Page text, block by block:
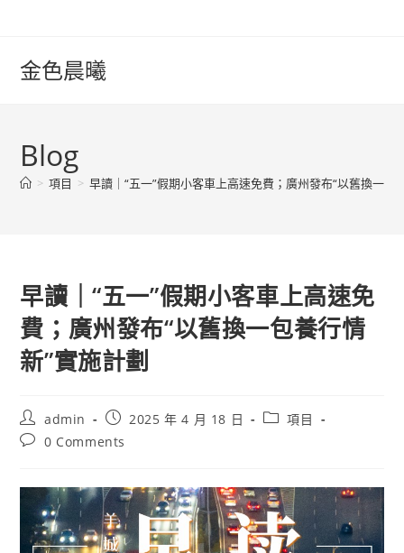
content金色晨曦
Blog
> 項目 > 早讀｜“五一”假期小客車上高速免費；廣州發布“以舊換一包
早讀｜“五一”假期小客車上高速免
費；廣州發布“以舊換一包養行情
新”實施計劃
Post
author:
admin
Post
published:
2025 年 4 月 18 日
Post項目
Post0 Comments